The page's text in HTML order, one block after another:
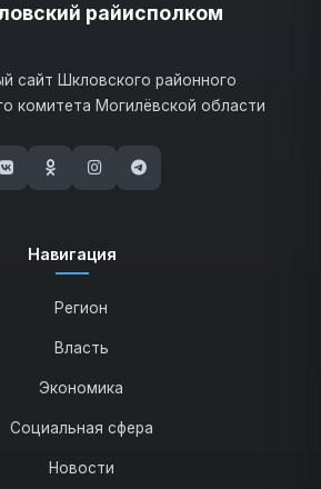
райисполком
сайт Шкловского районного
комитета Могилёвской области
(открывается в новом окне)
(открывается в новом окне)
(открывается в новом окне)
(открывается в новом
Навигация
Регион
Власть
Экономика
Социальная сфера
Новости